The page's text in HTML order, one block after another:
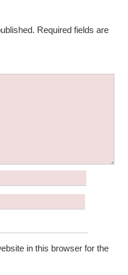
Required fields are
in this browser for the